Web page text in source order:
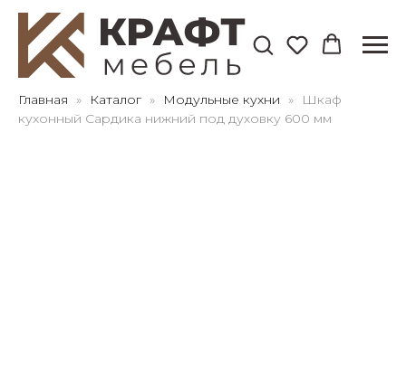
Главная Каталог Модульные кухни
Шкаф
кухонный Сардика нижний под духовку 600 мм